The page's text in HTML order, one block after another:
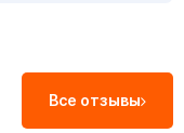
Все отзывы